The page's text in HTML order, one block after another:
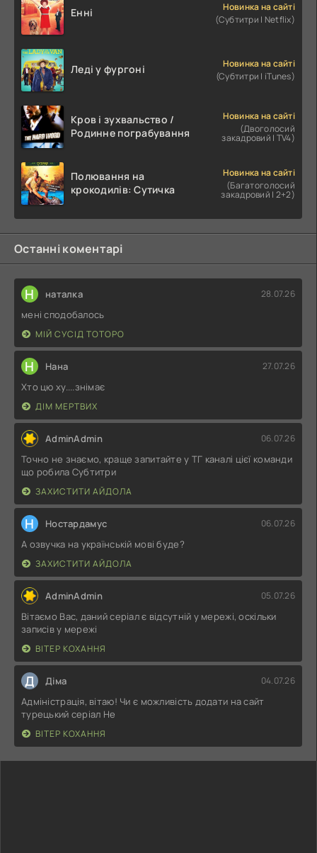
Енні
Новинка на сайті
(Субтитри | Netflix)
Леді у фургоні
Новинка на сайті
(Субтитри | iTunes)
Кров і зухвальство /
Родинне пограбування
Новинка на сайті
(Двоголосий
закадровий | TV4)
Полювання на
крокодилів: Сутичка
Новинка на сайті
(Багатоголосий
закадровий | 2+2)
Останні коментарі
Н наталка 28.07.26
мені сподобалось
МІЙ СУСІД ТОТОРО
Н Нана 27.07.26
Хто цю ху....знімає
ДІМ МЕРТВИХ
AdminAdmin 06.07.26
Точно не знаємо, краще запитайте у ТГ каналі цієї команди
що робила Субтитри
ЗАХИСТИТИ АЙДОЛА
Н Ностардамус 06.07.26
А озвучка на українській мові буде?
ЗАХИСТИТИ АЙДОЛА
AdminAdmin 05.07.26
Вітаємо Вас, даний серіал є відсутній у мережі, оскільки
записів у мережі
ВІТЕР КОХАННЯ
Д Діма 04.07.26
Адміністрація, вітаю! Чи є можливість додати на сайт
турецький серіал Не
ВІТЕР КОХАННЯ